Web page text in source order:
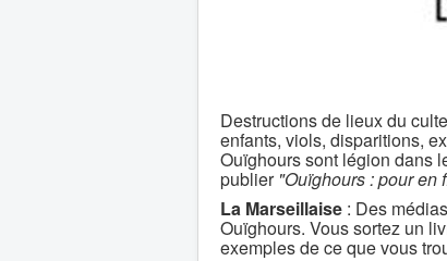
Destructions de lieux du
enfants, viols, disparitions,
Ouïghours sont légion dans
publier "Ouïghours : pour en
La Marseillaise : Des
Ouïghours. Vous sortez un
exemples de ce que vous